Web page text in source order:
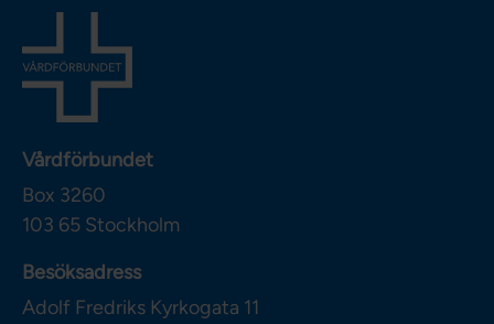
Vårdförbundet
Box 3260
103 65 Stockholm
Besöksadress
Adolf Fredriks Kyrkogata 11